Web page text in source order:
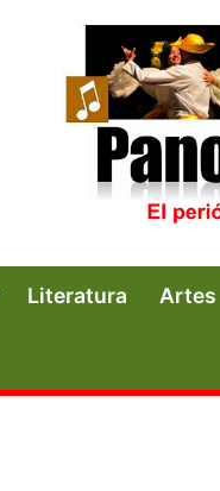
Literatura Artes